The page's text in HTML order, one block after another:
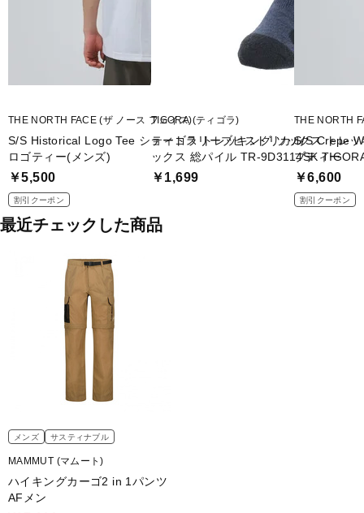
THE NORTH FACE (ザ ノース フェイス)
S/S Historical Logo Tee ショートスリーブヒストリカル
ロゴティー(メンズ)
￥5,500
割引クーポン
TIGORA (ティゴラ)
ティゴラ トレッキング ソックス トレ
ックス 総パイル TR-9D3114SK
￥1,699
THE NORTH
S/S Crepe
ブティー
￥6,600
割引クーポン
最近チェックした商品
メンズ サスティナブル
MAMMUT (マムート)
ハイキングカーゴ2 in 1パンツ
AFメン